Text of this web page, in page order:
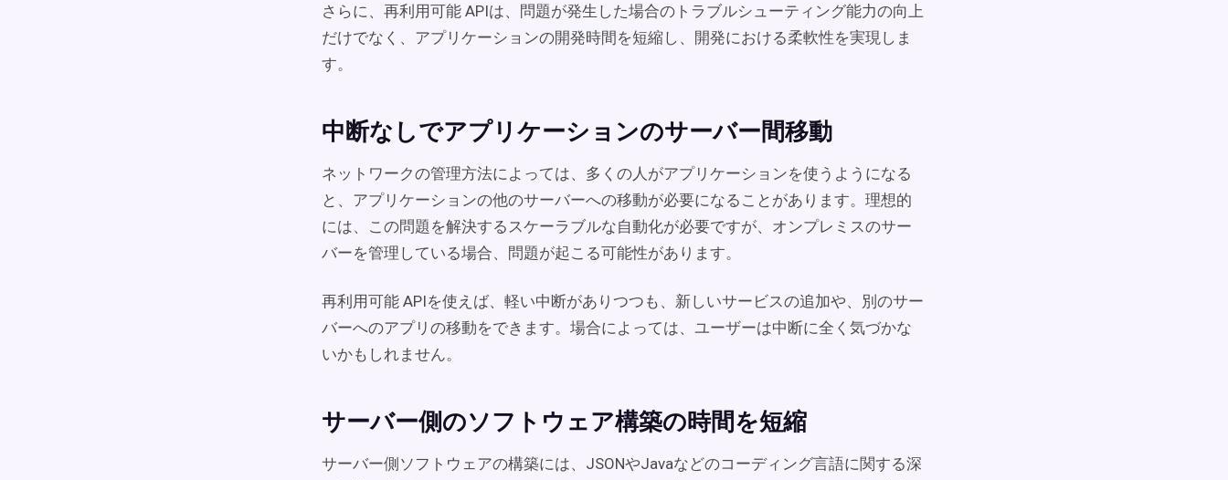
さらに、再利用可能 APIは、問題が発生した場合のトラブルシューティング能力の向上
だけでなく、アプリケーションの開発時間を短縮し、開発における柔軟性を実現しま
す。
中断なしでアプリケーションのサーバー間移動
ネットワークの管理方法によっては、多くの人がアプリケーションを使うようになる
と、アプリケーションの他のサーバーへの移動が必要になることがあります。理想的
には、この問題を解決するスケーラブルな自動化が必要ですが、オンプレミスのサー
バーを管理している場合、問題が起こる可能性があります。
再利用可能 APIを使えば、軽い中断がありつつも、新しいサービスの追加や、別のサー
バーへのアプリの移動をできます。場合によっては、ユーザーは中断に全く気づかな
いかもしれません。
サーバー側のソフトウェア構築の時間を短縮
サーバー側ソフトウェアの構築には、JSONやJavaなどのコーディング言語に関する深